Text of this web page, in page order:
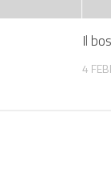
Il
4